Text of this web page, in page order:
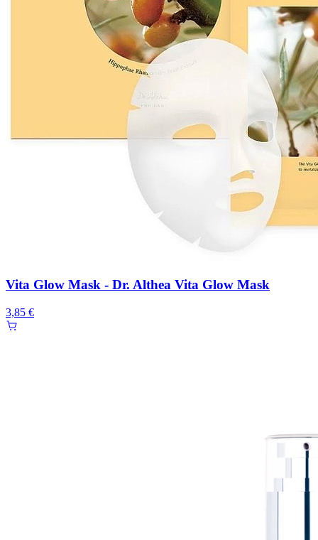
Vita Glow Mask - Dr. Althea Vita Glow Mask
3,85 €